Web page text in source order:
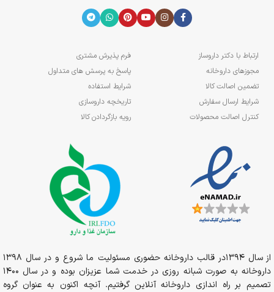
ارتباط با دکتر داروساز
مجوزهای داروخانه
تضمین اصالت کالا
شرایط ارسال سفارش
کنترل اصالت محصولات
فرم پذیرش مشتری
پاسخ به پرسش های متداول
شرایط استفاده
تاریخچه داروسازی
رویه بازگردادن کالا
از سال 1394در قالب داروخانه حضوری مسئولیت ما شروع و در سال 1398
داروخانه به صورت شبانه روزی در خدمت شما عزیزان بوده و در سال 1400
تصمیم بر راه اندازی داروخانه آنلاین گرفتیم. آنچه اکنون به عنوان گروه